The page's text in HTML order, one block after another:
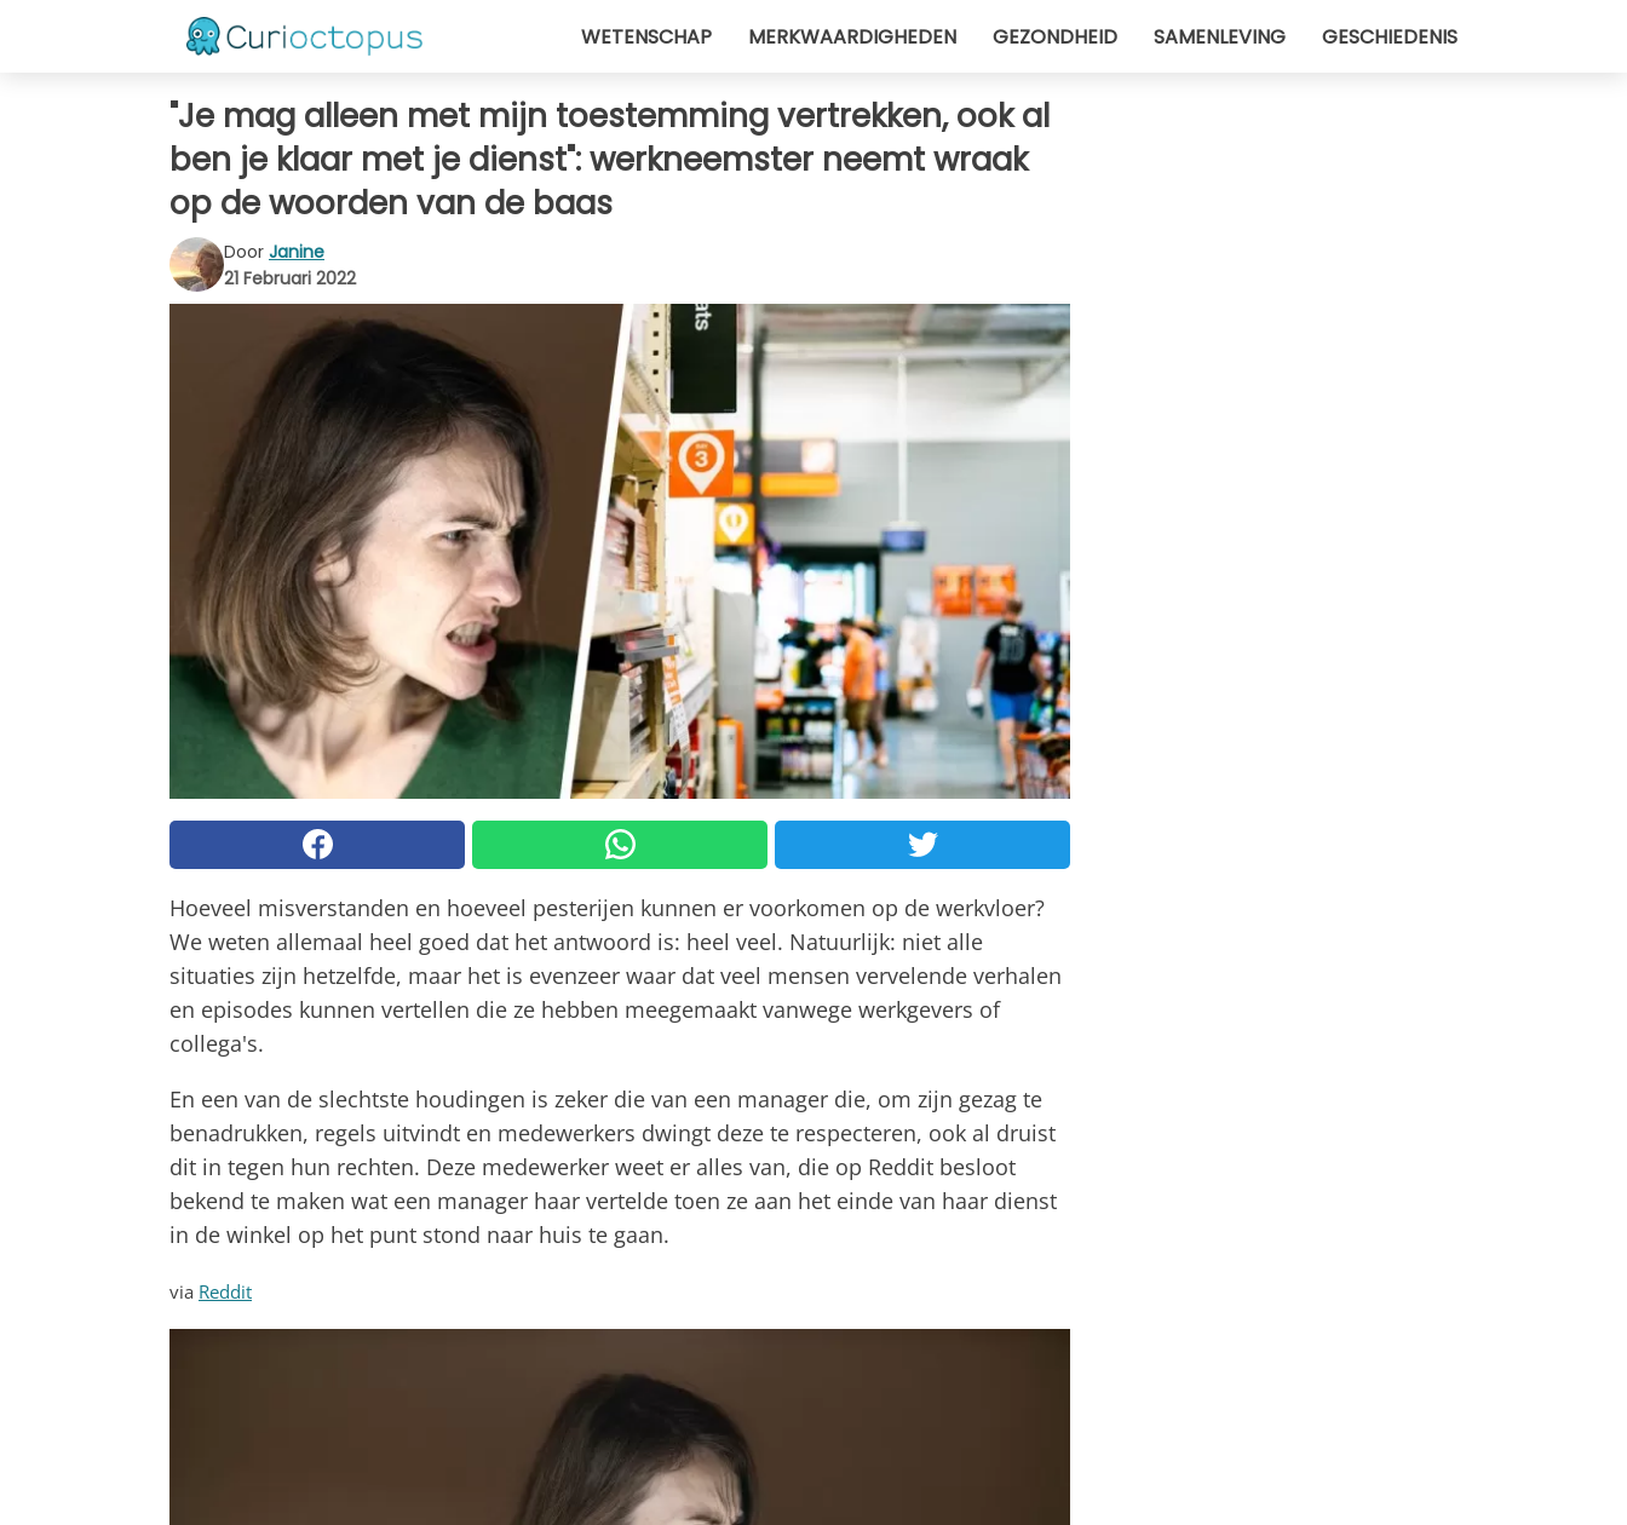
WETENSCHAP MERKWAARDIGHEDEN GEZONDHEID SAMENLEVING GESCHIEDENIS
"Je mag alleen met mijn toestemming vertrekken, ook al
ben je klaar met je dienst": werkneemster neemt wraak
op de woorden van de baas
Door Janine
21 Februari 2022
Hoeveel misverstanden en hoeveel pesterijen kunnen er voorkomen op de werkvloer?
We weten allemaal heel goed dat het antwoord is: heel veel. Natuurlijk: niet alle
situaties zijn hetzelfde, maar het is evenzeer waar dat veel mensen vervelende verhalen
en episodes kunnen vertellen die ze hebben meegemaakt vanwege werkgevers of
collega's.
En een van de slechtste houdingen is zeker die van een manager die, om zijn gezag te
benadrukken, regels uitvindt en medewerkers dwingt deze te respecteren, ook al druist
dit in tegen hun rechten. Deze medewerker weet er alles van, die op Reddit besloot
bekend te maken wat een manager haar vertelde toen ze aan het einde van haar dienst
in de winkel op het punt stond naar huis te gaan.
via Reddit